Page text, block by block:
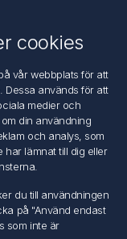
cookies
vår webbplats för att
Dessa används för att
medier och
din användning
och analys, som
har lämnat till dig eller
du till användningen
på "Använd endast
som inte är